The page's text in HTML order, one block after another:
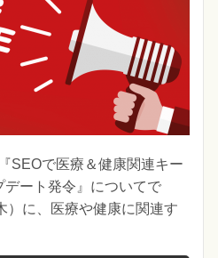
SEOで医療＆健康関連キー
デート発令』についてで
）に、医療や健康に関連す